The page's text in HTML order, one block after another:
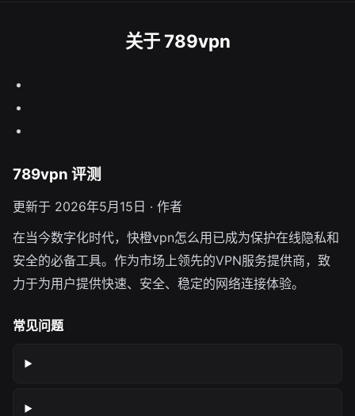
关于 789vpn
789vpn 评测
更新于 2026年5月15日 · 作者
在当今数字化时代，快橙vpn怎么用已成为保护在线隐私和
安全的必备工具。作为市场上领先的VPN服务提供商，致
力于为用户提供快速、安全、稳定的网络连接体验。
常见问题